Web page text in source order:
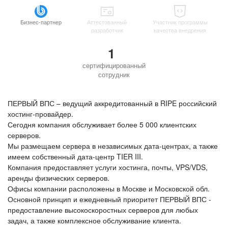
Бизнес-партнер
Аттестованный
разработчик
Участник программы
качества внедрения
1
сертифицированный
сотрудник
ПЕРВЫЙ ВПС – ведущий аккредитованный в RIPE российский
хостинг-провайдер.
Сегодня компания обслуживает более 5 000 клиентских
серверов.
Мы размещаем сервера в независимых дата-центрах, а также
имеем собственный дата-центр TIER III.
Компания предоставляет услуги хостинга, почты, VPS/VDS,
аренды физических серверов.
Офисы компании расположены в Москве и Московской обл.
Основной принцип и ежедневный приоритет ПЕРВЫЙ ВПС -
предоставление высокоскоростных серверов для любых
задач, а также комплексное обслуживание клиента.